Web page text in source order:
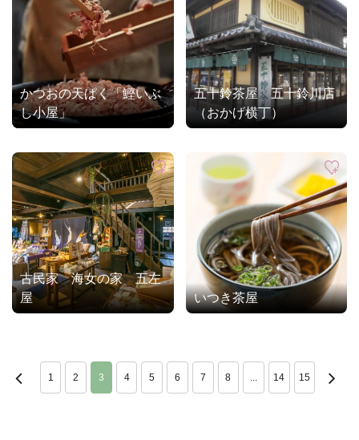
かつおの天ぱく「鰹いぶ
し小屋」
五十鈴茶屋 五十鈴川店
（おかげ横丁）
古民家 海女の家 五左
屋
いつき茶屋
1 2 3 4 5 6 7 8 ... 14 15